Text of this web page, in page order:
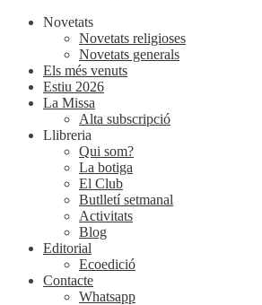
Novetats
Novetats religioses
Novetats generals
Els més venuts
Estiu 2026
La Missa
Alta subscripció
Llibreria
Qui som?
La botiga
El Club
Butlletí setmanal
Activitats
Blog
Editorial
Ecoedició
Contacte
Whatsapp